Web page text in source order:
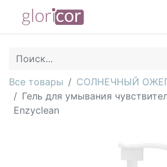
Все товары
СОЛНЕЧНЫЙ
Гель для умывания
Enzyclean